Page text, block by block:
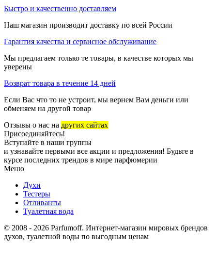
Быстро и качественно доставляем
Наш магазин производит доставку по всей России
Гарантия качества и сервисное обслуживание
Мы предлагаем только те товары, в качестве которых мы
уверены
Возврат товара в течение 14 дней
Если Вас что то не устроит, мы вернем Вам деньги или
обменяем на другой товар
Отзывы о нас на других сайтах
Присоединяйтесь!
Вступайте в наши группы
и узнавайте первыми все акции и предложения! Будьте в
курсе последних трендов в мире парфюмерии
Меню
Духи
Тестеры
Отливанты
Туалетная вода
© 2008 - 2026 Parfumoff. Интернет-магазин мировых брендов
духов, туалетной воды по выгодным ценам